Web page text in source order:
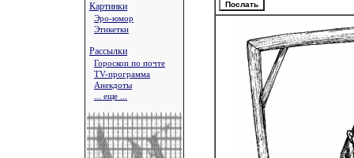
Картинки
Эро-юмор
Этикетки
Рассылки
Гороскоп по почте
TV-программа
Анекдоты
... еще ...